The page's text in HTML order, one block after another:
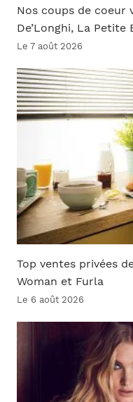
Nos coups de coeur
De’Longhi, La
Le 7 août 2026
Top ventes privées
Woman et Furla
Le 6 août 2026